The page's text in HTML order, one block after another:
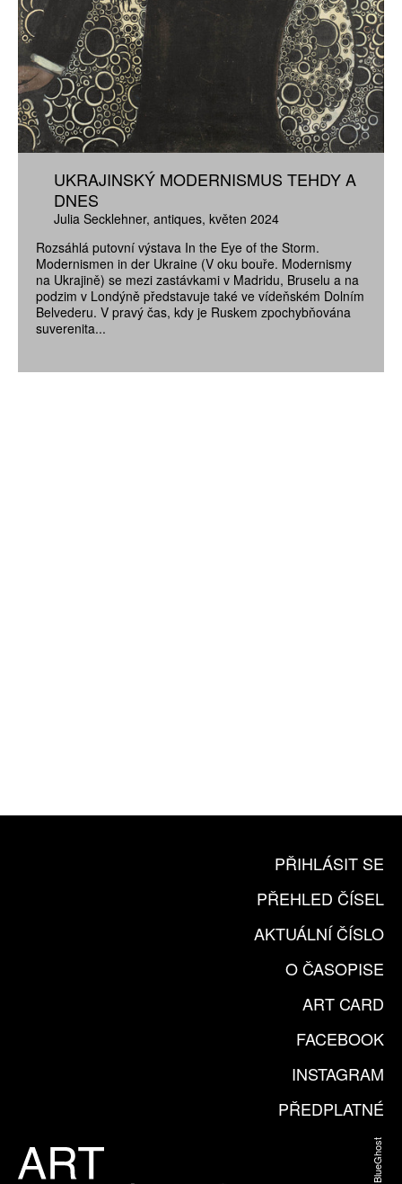
UKRAJINSKÝ MODERNISMUS TEHDY A
DNES
Julia Secklehner antiques květen 2024
Rozsáhlá putovní výstava In the Eye of the Storm.
Modernismen in der Ukraine (V oku bouře. Modernismy
na Ukrajině) se mezi zastávkami v Madridu, Bruselu a na
podzim v Londýně představuje také ve vídeňském Dolním
Belvederu. V pravý čas, kdy je Ruskem zpochybňována
suverenita...
PŘIHLÁSIT SE
PŘEHLED ČÍSEL
AKTUÁLNÍ ČÍSLO
O ČASOPISE
ART CARD
FACEBOOK
INSTAGRAM
PŘEDPLATNÉ